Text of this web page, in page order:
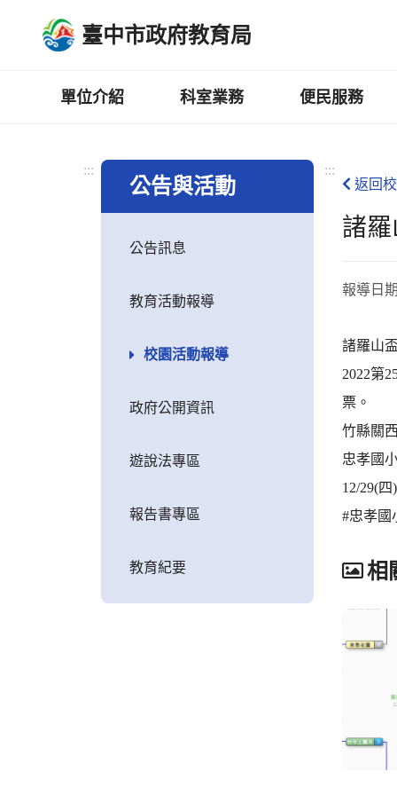
臺中市政府教育局
單位介紹 科室業務 便民服務
:::
公告與活動
公告訊息
教育活動報導
校園活動報導
政府公開資訊
遊說法專區
報告書專區
教育紀要
:::
返回
諸
報導日
諸羅山
2022第
票。
竹縣關
忠孝國
12/29(
#忠孝國
相